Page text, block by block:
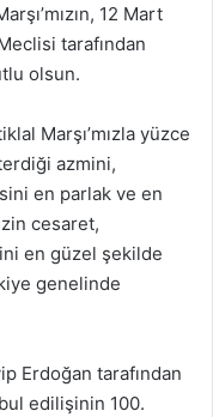
12 Mart
tarafından
olsun.
Marşı’mızla yüzce
azmini,
en parlak ve en
cesaret,
en güzel şekilde
genelinde
Erdoğan tarafından
edilişinin 100.